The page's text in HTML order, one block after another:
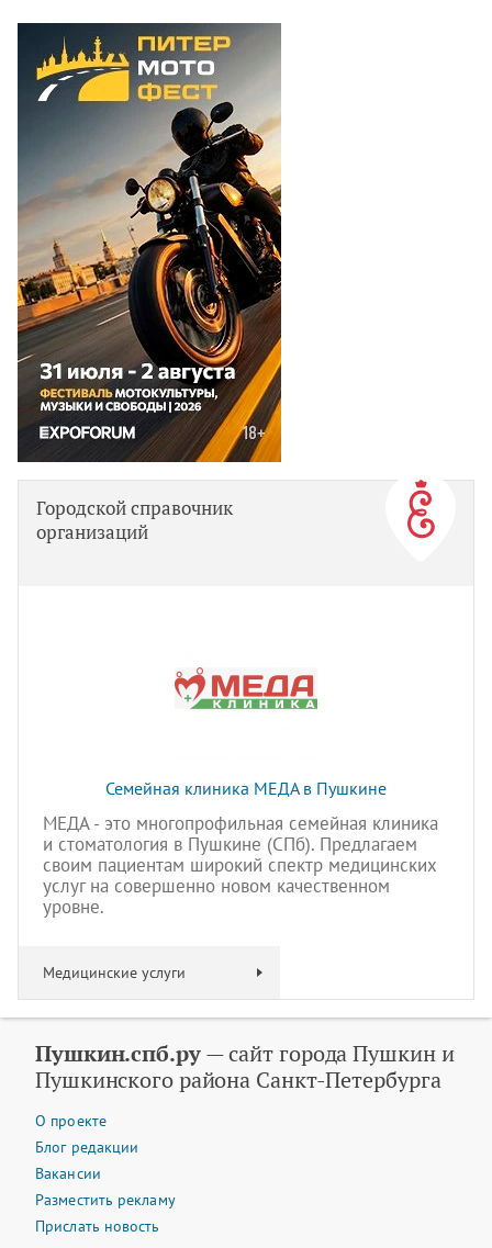
Городской справочник
организаций
Семейная клиника МЕДА в Пушкине
МЕДА - это многопрофильная семейная клиника
и стоматология в Пушкине (СПб). Предлагаем
своим пациентам широкий спектр медицинских
услуг на совершенно новом качественном
уровне.
Медицинские услуги
Пушкин.спб.ру— сайт города Пушкин и
Пушкинского района Санкт-Петербурга
О проекте
Блог редакции
Вакансии
Разместить рекламу
Прислать новость